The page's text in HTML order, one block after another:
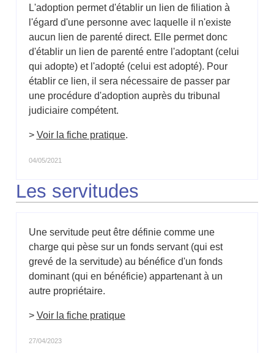
L'adoption permet d'établir un lien de filiation à
l'égard d'une personne avec laquelle il n'existe
aucun lien de parenté direct. Elle permet donc
d'établir un lien de parenté entre l'adoptant (celui
qui adopte) et l'adopté (celui est adopté). Pour
établir ce lien, il sera nécessaire de passer par
une procédure d'adoption auprès du tribunal
judiciaire compétent.
> Voir la fiche pratique.
04/05/2021
Les servitudes
Une servitude peut être définie comme une
charge qui pèse sur un fonds servant (qui est
grevé de la servitude) au bénéfice d'un fonds
dominant (qui en bénéficie) appartenant à un
autre propriétaire.
> Voir la fiche pratique
27/04/2023